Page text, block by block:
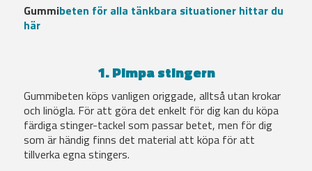
Gummibeten för alla tänkbara situationer hittar du
här
1. Pimpa stingern
Gummibeten köps vanligen origgade, alltså utan krokar
och linögla. För att göra det enkelt för dig kan du köpa
färdiga stinger-tackel som passar betet, men för dig
som är händig finns det material att köpa för att
tillverka egna stingers.